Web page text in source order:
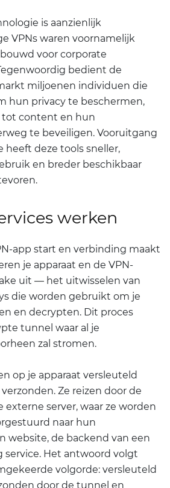
is aanzienlijk
VPNs waren voornamelijk
voor corporate
bedient de
miljoenen individuen die
hun privacy te beschermen,
content en hun
te beveiligen. Vooruitgang
heeft deze tools sneller,
en breder beschikbaar
werken
app start en verbinding maakt
je apparaat en de VPN-
uit — het uitwisselen van
die worden gebruikt om je
en decrypten. Dit proces
tunnel waar al je
zal stromen.
op je apparaat versleuteld
Ze reizen door de
externe server, waar ze worden
naar hun
website, de backend van een
service. Het antwoord volgt
volgorde: versleuteld
door de tunnel en